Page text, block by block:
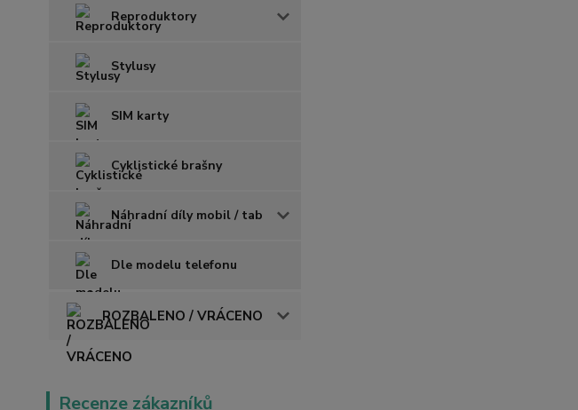
Reproduktory
Stylusy
SIM karty
Cyklistické brašny
Náhradní díly mobil / tab
Dle modelu telefonu
ROZBALENO / VRÁCENO
Recenze zákazníků